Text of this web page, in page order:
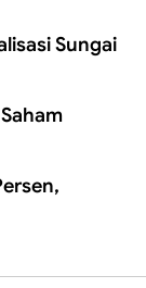
Sungai